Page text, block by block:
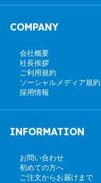
COMPANY
会社概要
社長挨拶
ご利用規約
ソーシャルメディア規約
採用情報
INFORMATION
お問い合わせ
初めての方へ
ご注文からお届けまで